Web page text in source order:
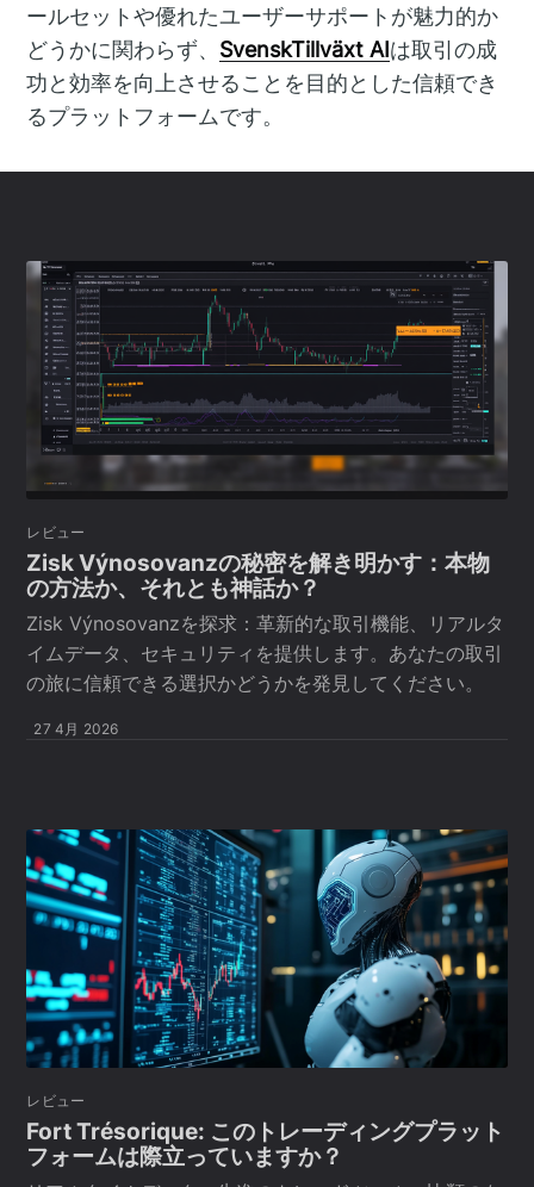
ールセットや優れたユーザーサポートが魅力的か
どうかに関わらず、 SvenskTillväxt AIは取引の成
功と効率を向上させることを目的とした信頼でき
るプラットフォームです。
レビュー
Zisk Výnosovanzの秘密を解き明かす：本物
の方法か、それとも神話か？
Zisk Výnosovanzを探求：革新的な取引機能、リアルタ
イムデータ、セキュリティを提供します。あなたの取引
の旅に信頼できる選択かどうかを発見してください。
27 4月 2026
レビュー
Fort Trésorique: このトレーディングプラット
フォームは際立っていますか？